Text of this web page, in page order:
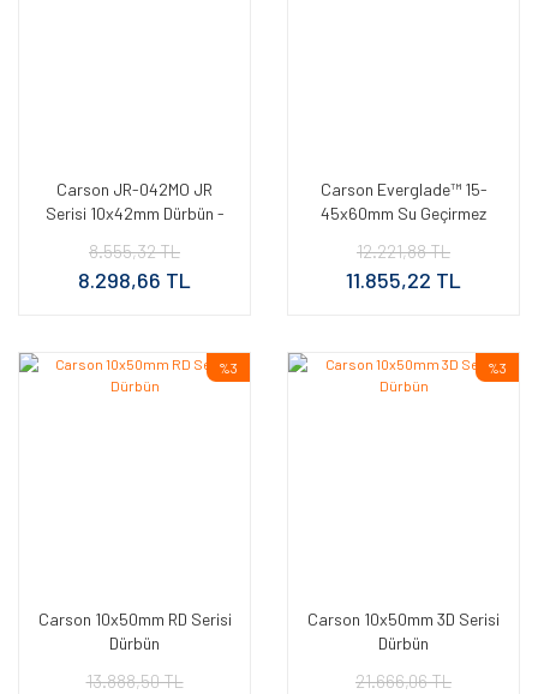
Carson JR-042MO JR
Serisi 10x42mm Dürbün -
8.555,32 TL
8.298,66 TL
Carson Everglade™ 15-
45x60mm Su Geçirmez
12.221,88 TL
11.855,22 TL
Carson 10x50mm RD Serisi
Dürbün
%3
13.888,50 TL
Carson 10x50mm 3D Serisi
Dürbün
%3
21.666,06 TL